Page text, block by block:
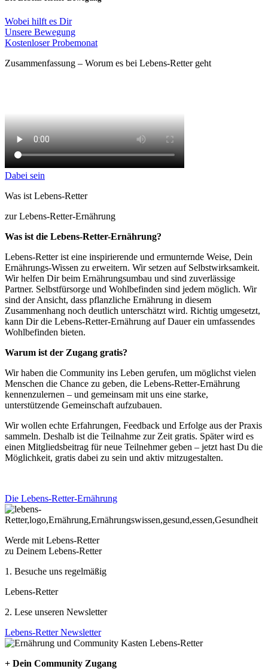
Wobei hilft es Dir
Unsere Bewegung
Kostenloser Probemonat
Zusammenfassung – Worum es bei Lebens-Retter geht
Dabei sein
Was ist Lebens-Retter
zur Lebens-Retter-Ernährung
Was ist die Lebens-Retter-Ernährung?
Lebens-Retter ist eine inspirierende und ermunternde Weise, Dein
Ernährungs-Wissen zu erweitern. Wir setzen auf Selbstwirksamkeit.
Wir helfen Dir beim Ernährungsumbau und sind zuverlässige
Partner. Selbstfürsorge und Wohlbefinden sind jedem möglich. Wir
sind der Ansicht, dass pflanzliche Ernährung in diesem
Zusammenhang noch deutlich unterschätzt wird. Richtig umgesetzt,
kann Dir die Lebens-Retter-Ernährung auf Dauer ein umfassendes
Wohlbefinden bieten.
Warum ist der Zugang gratis?
Wir haben die Community ins Leben gerufen, um möglichst vielen
Menschen die Chance zu geben, die Lebens-Retter-Ernährung
kennenzulernen – und gemeinsam mit uns eine starke,
unterstützende Gemeinschaft aufzubauen.
Wir wollen echte Erfahrungen, Feedback und Erfolge aus der Praxis
sammeln. Deshalb ist die Teilnahme zur Zeit gratis. Später wird es
einen Mitgliedsbeitrag für neue Teilnehmer geben – jetzt hast Du die
Möglichkeit, gratis dabei zu sein und aktiv mitzugestalten.
Die Lebens-Retter-Ernährung
Werde mit Lebens-Retter
zu Deinem Lebens-Retter
1. Besuche uns regelmäßig
Lebens-Retter
2. Lese unseren Newsletter
Lebens-Retter Newsletter
+ Dein Community Zugang